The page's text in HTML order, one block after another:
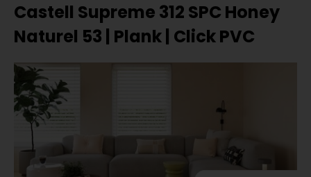
Castell Supreme 312 SPC Honey
Naturel 53 | Plank | Click PVC